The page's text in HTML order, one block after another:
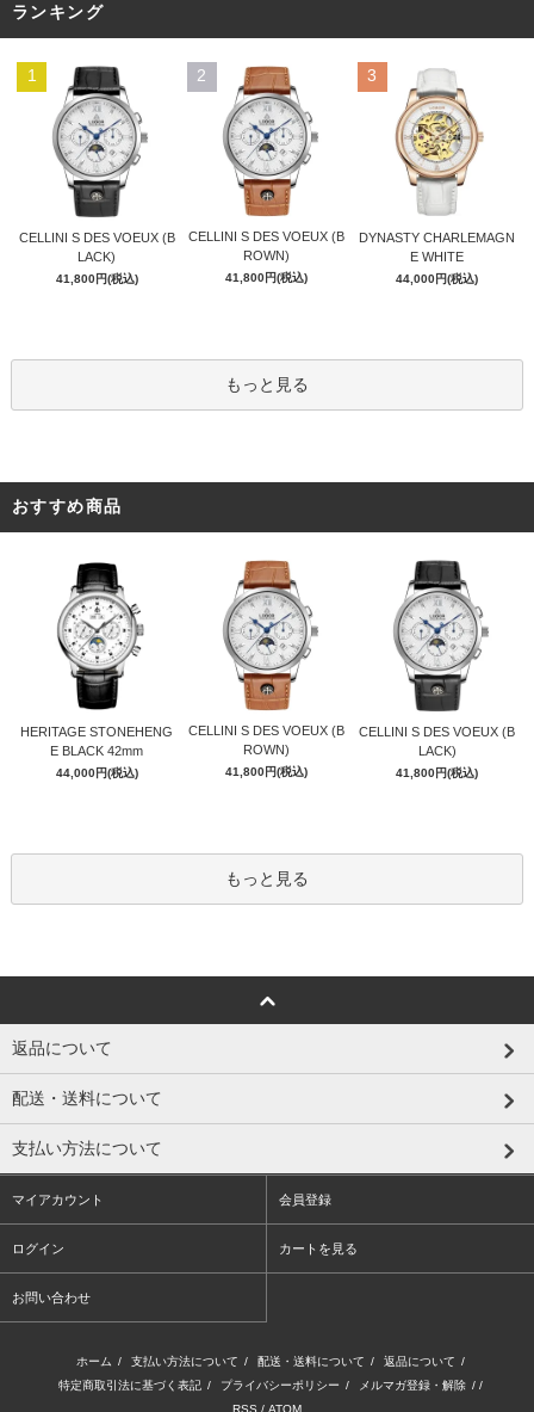
ランキング
1
CELLINI S DES VOEUX (B
LACK)
41,800円(税込)
2
CELLINI S DES VOEUX (B
ROWN)
41,800円(税込)
3
DYNASTY CHARLEMAGN
E WHITE
44,000円(税込)
もっと見る
おすすめ商品
HERITAGE STONEHENG
E BLACK 42mm
44,000円(税込)
CELLINI S DES VOEUX (B
ROWN)
41,800円(税込)
CELLINI S DES VOEUX (B
LACK)
41,800円(税込)
もっと見る
返品について
配送・送料について
支払い方法について
マイアカウント 会員登録
ログイン カートを見る
お問い合わせ
ホーム / 支払い方法について / 配送・送料について / 返品について /
特定商取引法に基づく表記 / プライバシーポリシー / メルマガ登録・解除 / /
RSS / ATOM